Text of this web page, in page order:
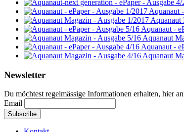
Aquanaut
Aquanaut
Aquanaut -
Aquanaut
Aquanaut -
Aquanaut
Newsletter
Du möchtest regelmässige Informationen erhalten, hier
Email